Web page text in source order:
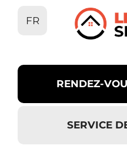
FR
RENDEZ-
SERVICE